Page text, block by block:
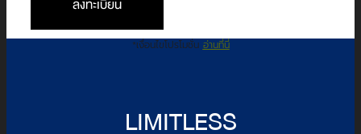
ลงทะเบียน
*เงื่อนไขโปรโมชั่น อ่านที่นี่
LIMITLESS